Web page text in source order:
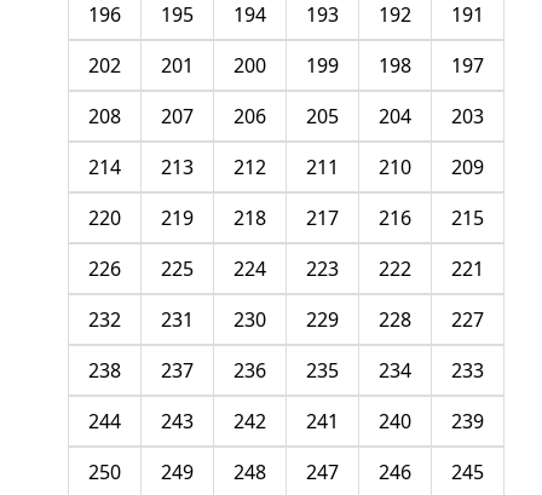
191
192
193
194
195
196
197
198
199
200
201
202
203
204
205
206
207
208
209
210
211
212
213
214
215
216
217
218
219
220
221
222
223
224
225
226
227
228
229
230
231
232
233
234
235
236
237
238
239
240
241
242
243
244
245
246
247
248
249
250